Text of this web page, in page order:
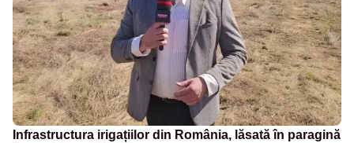
Infrastructura irigațiilor din România, lăsată în paragină